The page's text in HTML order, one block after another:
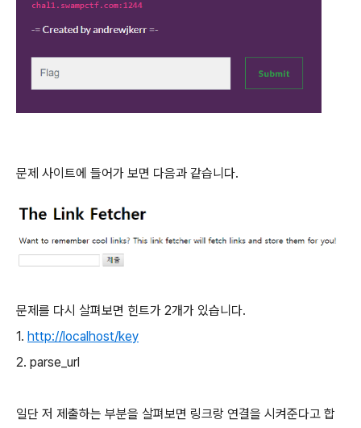
문제 사이트에 들어가 보면 다음과 같습니다.
문제를 다시 살펴보면 힌트가 2개가 있습니다.
1. http://localhost/key
2. parse_url
일단 저 제출하는 부분을 살펴보면 링크랑 연결을 시켜준다고 합